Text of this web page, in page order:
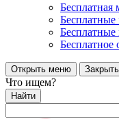
Бесплатная
Бесплатные
Бесплатные
Бесплатное
Открыть меню
Что ищем?
Найти